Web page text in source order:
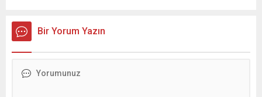
Bir Yorum Yazın